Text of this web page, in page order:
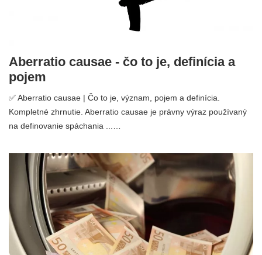
Aberratio causae - čo to je, definícia a
pojem
✅ Aberratio causae | Čo to je, význam, pojem a definícia.
Kompletné zhrnutie. Aberratio causae je právny výraz používaný
na definovanie spáchania ...…